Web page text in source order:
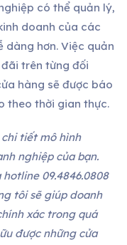
có thể quản lý,
doanh của các
dàng hơn. Việc quản
trên từng đối
hàng sẽ được báo
theo thời gian thực.
tiết mô hình
nghiệp của bạn.
09.4846.0808
tôi sẽ giúp doanh
xác trong quá
được những cửa